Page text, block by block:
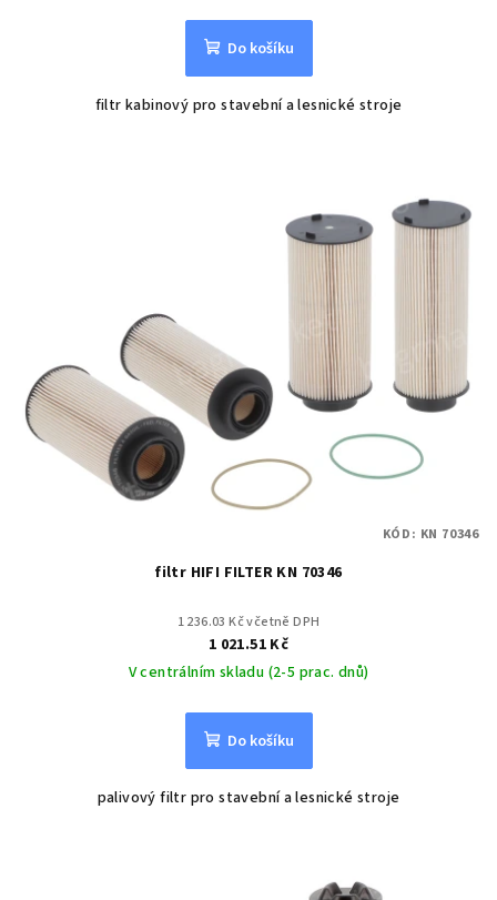
Do košíku
filtr kabinový pro stavební a lesnické stroje
filtr HIFI FILTER KN 70346
1 236.03 Kč včetně DPH
1 021.51 Kč
V centrálním skladu (2-5 prac. dnů)
Do košíku
palivový filtr pro stavební a lesnické stroje
KÓD: KN 70346